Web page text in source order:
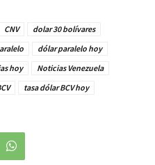
CNV
dolar 30 bolívares
dólar paralelo hoy
hoy
Noticias Venezuela
tasa dólar BCV hoy